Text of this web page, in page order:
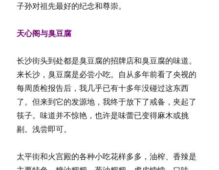
子孙对祖先最好的纪念和尊崇。
天心阁与臭豆腐
长沙街头到处都是臭豆腐的招牌店和臭豆腐的味道。
来长沙，臭豆腐是必尝小吃。自从多年前看了央视的
每周质检报告后，我几乎已有十多年没碰过这东西
了。但来到它的发源地，我终于放下了戒备，夹起了
筷子。味道并不惊艳，也许是味蕾已变得麻木或挑
剔。浅尝即可。
太平街和火宫殿的各种小吃花样多多，油榨、香辣是